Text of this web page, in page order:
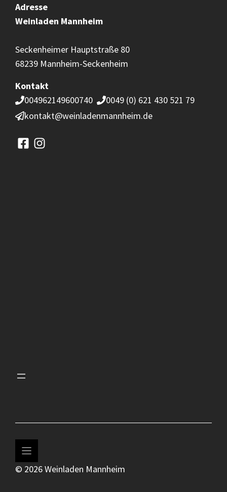
Adresse
Weinladen Mannheim
Seckenheimer Hauptstraße 80
68239 Mannheim-Seckenheim
Kontakt
004962149600740
0049 (0) 621 430 521 79
kontakt@weinladenmannheim.de
© 2026 Weinladen Mannheim